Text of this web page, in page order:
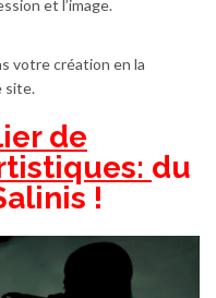
et l’image.
votre création en la
site.
de
du
!